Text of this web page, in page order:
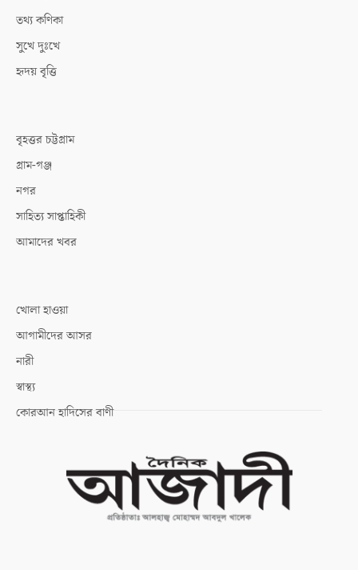
তথ্য কণিকা
সুখে দুঃখে
হৃদয় বৃত্তি
বৃহত্তর চট্টগ্রাম
গ্রাম-গঞ্জ
নগর
সাহিত্য সাপ্তাহিকী
আমাদের খবর
খোলা হাওয়া
আগামীদের আসর
নারী
স্বাস্থ্য
কোরআন হাদিসের বাণী